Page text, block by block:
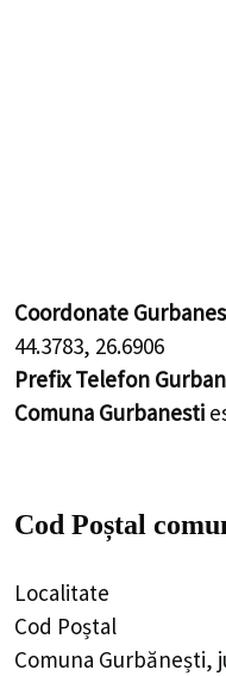
Coordonate
44.3783, 26.6906
Prefix Telefon
Comuna Gurbanesti
Cod Poștal
Localitate
Cod Poștal
Comuna Gurbănești,